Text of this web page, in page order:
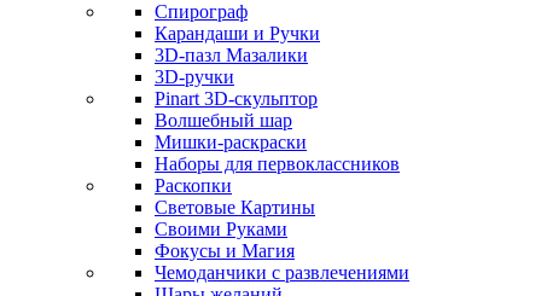
Спирограф
Карандаши и Ручки
3D-пазл Мазалики
3D-ручки
Pinart 3D-скульптор
Волшебный шар
Мишки-раскраски
Наборы для первоклассников
Раскопки
Световые Картины
Своими Руками
Фокусы и Магия
Чемоданчики с развлечениями